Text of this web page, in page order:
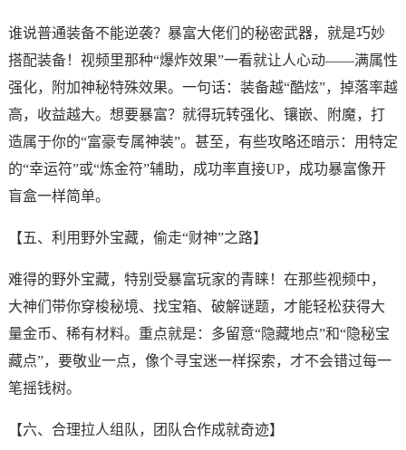
谁说普通装备不能逆袭？暴富大佬们的秘密武器，就是巧妙
搭配装备！视频里那种“爆炸效果”一看就让人心动——满属性
强化，附加神秘特殊效果。一句话：装备越“酷炫”，掉落率越
高，收益越大。想要暴富？就得玩转强化、镶嵌、附魔，打
造属于你的“富豪专属神装”。甚至，有些攻略还暗示：用特定
的“幸运符”或“炼金符”辅助，成功率直接UP，成功暴富像开
盲盒一样简单。
【五、利用野外宝藏，偷走“财神”之路】
难得的野外宝藏，特别受暴富玩家的青睐！在那些视频中，
大神们带你穿梭秘境、找宝箱、破解谜题，才能轻松获得大
量金币、稀有材料。重点就是：多留意“隐藏地点”和“隐秘宝
藏点”，要敬业一点，像个寻宝迷一样探索，才不会错过每一
笔摇钱树。
【六、合理拉人组队，团队合作成就奇迹】